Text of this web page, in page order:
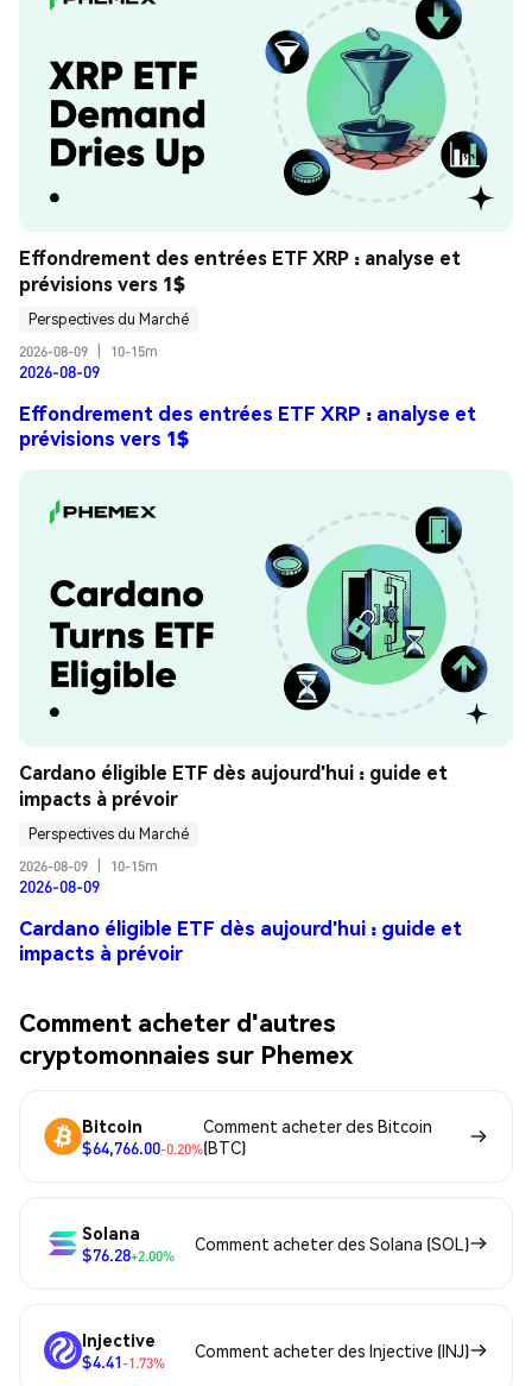
Effondrement des entrées ETF XRP : analyse et
prévisions vers 1$
Perspectives du Marché
2026-08-09
10-15m
2026-08-09
Effondrement des entrées ETF XRP : analyse et
prévisions vers 1$
Cardano éligible ETF dès aujourd'hui : guide et
impacts à prévoir
Perspectives du Marché
2026-08-09
10-15m
2026-08-09
Cardano éligible ETF dès aujourd'hui : guide et
impacts à prévoir
Comment acheter d'autres
cryptomonnaies sur Phemex
Bitcoin
$64,766.00-0.20%
Comment acheter des Bitcoin
(BTC)
Solana
$76.28+2.00%
Comment acheter des Solana (SOL)
Injective
$4.41-1.73%
Comment acheter des Injective (INJ)